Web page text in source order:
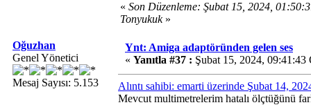
« Son Düzenleme: Şubat 15, 2024,
Tonyukuk»
Oğuzhan
Genel Yönetici
Mesaj Sayısı: 5.153
Ynt: Amiga adaptöründen gelen ses
« Yanıtla #37 : Şubat 15, 2024, 09:41:43
Alıntı sahibi: emarti üzerinde Şubat 14,
Mevcut multimetrelerim hatalı ölçtüğünü